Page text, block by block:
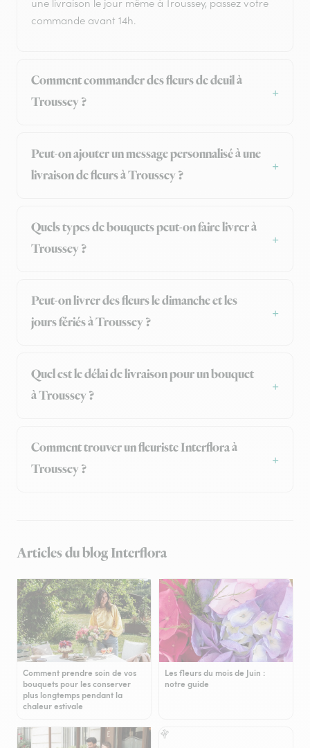
une livraison le jour même à Troussey, passez votre
commande avant 14h.
Comment commander des fleurs de deuil à
Troussey ?
Peut-on ajouter un message personnalisé à une
livraison de fleurs à Troussey ?
Quels types de bouquets peut-on faire livrer à
Troussey ?
Peut-on livrer des fleurs le dimanche et les
jours fériés à Troussey ?
Quel est le délai de livraison pour un bouquet
à Troussey ?
Comment trouver un fleuriste Interflora à
Troussey ?
Articles du blog Interflora
Comment prendre soin de vos
bouquets pour les conserver
plus longtemps pendant la
chaleur estivale
Les fleurs du mois de Juin :
notre guide